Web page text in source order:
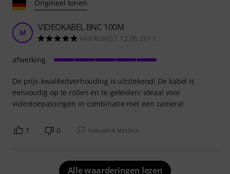
Origineel tonen
M VIDEOKABEL BNC 100M
Markus057 12.06.2011
De prijs-kwaliteitverhouding is uitstekend! De kabel is
eenvoudig op te rollen en te geleiden! Ideaal voor
videotoepassingen in combinatie met een camera!
afwerking
1 0 EVALUATIE MELDEN
Alle waarderingen lezen